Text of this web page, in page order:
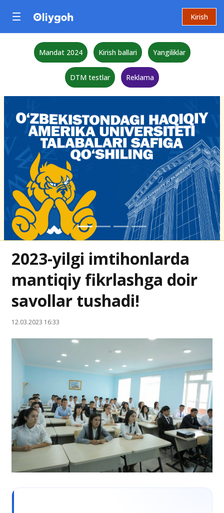
Kirish
Mandat 2024 Kirish ballari Yangiliklar
DTM testlar Reklama
2023-yilgi imtihonlarda
mantiqiy fikrlashga doir
savollar tushadi!
12.03.2023 16:33